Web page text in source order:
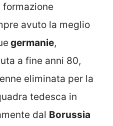
formazione
avuto la meglio
germanie,
a fine anni 80,
eliminata per la
tedesca in
dal Borussia